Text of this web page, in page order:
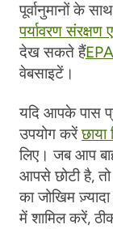
पूर्वानुमानों के
पर्यावरण
देख सकते हैं
वेबसाइटें।
यदि आपके पास
उपयोग करेंछाया
लिए। जब आप
आपसे छोटी है,
का जोखिम
में शामिल करें,